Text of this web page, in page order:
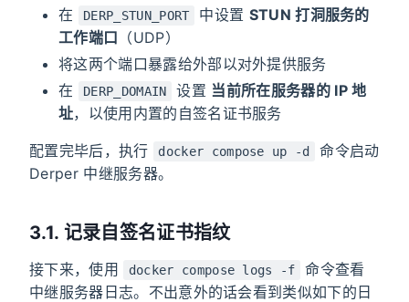
在
DERP_STUN_PORT 中设置 STUN 打洞服务的
工作端口 （UDP）
将这两个端口暴露给外部以对外提供服务
在
DERP_DOMAIN 设置 当前所在服务器的 IP 地
址，以使用内置的自签名证书服务
配置完毕后，执行 docker compose up -d
命令启动
Derper 中继服务器。
3.1. 记录自签名证书指纹
接下来，使用 docker compose logs -f
命令查看
中继服务器日志。不出意外的话会看到类似如下的日